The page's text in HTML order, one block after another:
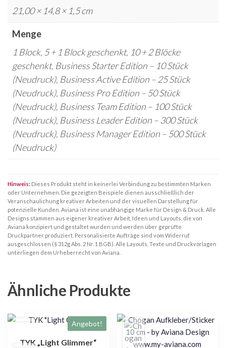
21,00 × 14,8 × 1,5 cm
Menge
1 Block, 5 + 1 Block geschenkt, 10 + 2 Blöcke
geschenkt, Business Starter Edition – 10 Stück
(Neudruck), Business Active Edition – 25 Stück
(Neudruck), Business Pro Edition – 50 Stück
(Neudruck), Business Team Edition – 100 Stück
(Neudruck), Business Leader Edition – 300 Stück
(Neudruck), Business Manager Edition – 500 Stück
(Neudruck)
Hinweis: Dieses Produkt steht in keinerlei Verbindung zu bestimmten Marken
oder Unternehmen. Die gezeigten Beispiele dienen ausschließlich der
Veranschaulichung kreativer Arbeiten und der visuellen Darstellung für
potenzielle Kunden. Aviana ist eine unabhängige Marke für Design & Druck. Alle
Designs stammen aus eigener kreativer Arbeit, Ideen und Layouts, die von
Aviana konzipiert und gestaltet wurden und werden über geprüfte
Druckpartner produziert. Personalisierte Aufträge sind vom Widerruf
ausgeschlossen (§ 312g Abs. 2 Nr. 1 BGB). Alle Layouts, Texte und Druckvorlagen
unterliegen dem Urheberrecht von Aviana.
Ähnliche Produkte
Angebot!
TYK „Light Glimmer“
Dieses
weist
Dieses
Produkt
weist